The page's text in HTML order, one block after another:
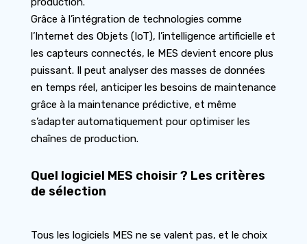
Grâce à l’intégration de technologies comme
l’Internet des Objets (IoT), l’intelligence artificielle et
les capteurs connectés, le MES devient encore plus
puissant. Il peut analyser des masses de données
en temps réel, anticiper les besoins de maintenance
grâce à la maintenance prédictive, et même
s’adapter automatiquement pour optimiser les
chaînes de production.
Quel logiciel MES choisir ? Les critères
de sélection
Tous les logiciels MES ne se valent pas, et le choix